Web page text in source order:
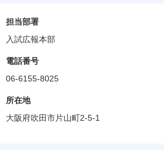
担当部署
入試広報本部
電話番号
06-6155-8025
所在地
大阪府吹田市片山町2-5-1